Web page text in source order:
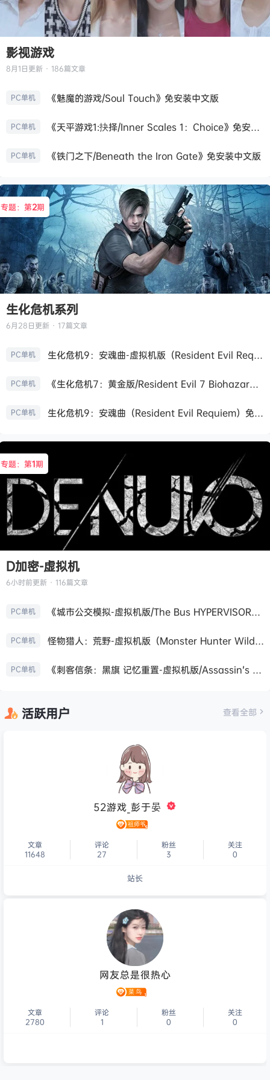
影视游戏
8月1日更新 · 186篇文章
PC单机 《魅魔的游戏/Soul Touch》免安装中文版
PC单机 《天平游戏1:抉择/Inner Scales 1：Choice》免安装中文版
PC单机 《铁门之下/Beneath the Iron Gate》免安装中文版
专题：第2期
生化危机系列
6月28日更新 · 17篇文章
PC单机 生化危机9：安魂曲-虚拟机版（Resident Evil Requiem HYPERVISOR）免安装中文版
PC单机 《生化危机7：黄金版/Resident Evil 7 Biohazard》免安装中文版
PC单机 生化危机9：安魂曲（Resident Evil Requiem）免安装中文版
专题：第1期
D加密-虚拟机
6小时前更新 · 116篇文章
PC单机 《城市公交模拟-虚拟机版/The Bus HYPERVISOR》免安装中文版
PC单机 怪物猎人：荒野-虚拟机版（Monster Hunter Wilds HYPERVISOR）免安装中文版
PC单机 《刺客信条：黑旗 记忆重置-虚拟机版/Assassin’s Creed Black Flag Resynced HYPERVISOR》免安装中文版
活跃用户 查看全部
52游戏_彭于晏
文章
11648
评论
27
粉丝
3
关注
0
站长
个人主页
网友总是很热心
文章
2780
评论
1
粉丝
0
关注
0